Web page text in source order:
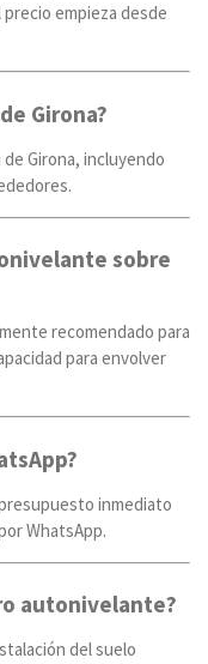
empieza desde
Girona?
Girona, incluyendo
sobre
recomendado para
para envolver
inmediato
WhatsApp.
autonivelante?
del suelo